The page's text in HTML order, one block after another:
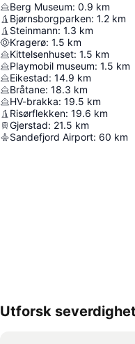
Berg Museum: 0.9 km
Bjørnsborgparken: 1.2 km
Steinmann: 1.3 km
Kragerø: 1.5 km
Kittelsenhuset: 1.5 km
Playmobil museum: 1.5 km
Eikestad: 14.9 km
Bråtane: 18.3 km
HV-brakka: 19.5 km
Risørflekken: 19.6 km
Gjerstad: 21.5 km
Sandefjord Airport: 60 km
Utforsk